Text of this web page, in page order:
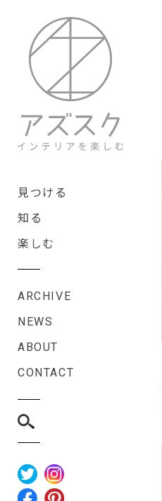
見つける
知る
楽しむ
ARCHIVE
NEWS
ABOUT
CONTACT